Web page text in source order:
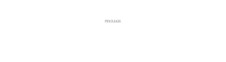
РЕКЛАМА